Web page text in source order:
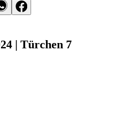
| Türchen 7